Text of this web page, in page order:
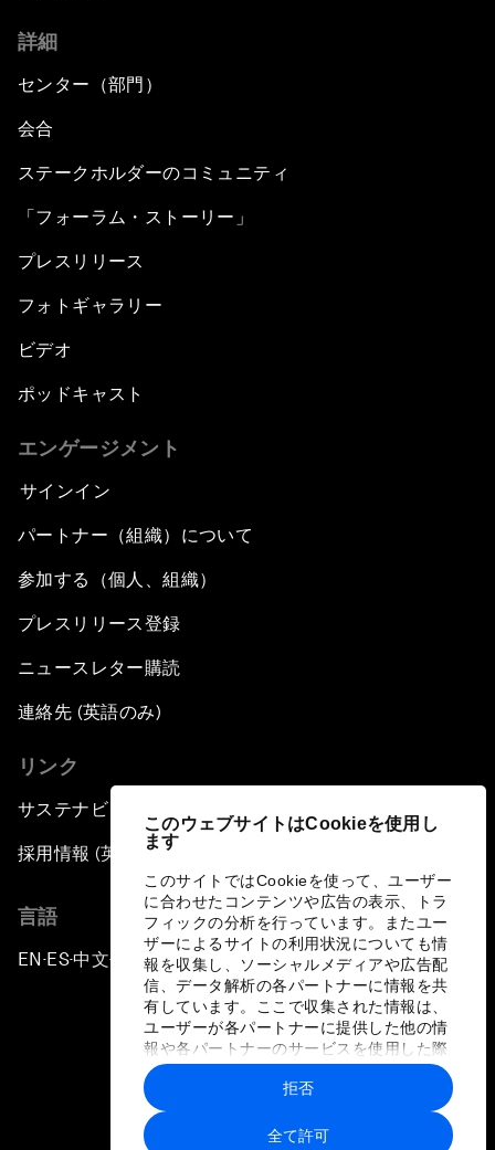
このウェブサイトはCookieを使用し
ます
このサイトではCookieを使って、ユーザー
に合わせたコンテンツや広告の表示、トラ
フィックの分析を行っています。またユー
ザーによるサイトの利用状況についても情
報を収集し、ソーシャルメディアや広告配
信、データ解析の各パートナーに情報を共
有しています。ここで収集された情報は、
ユーザーが各パートナーに提供した他の情
報や各パートナーのサービスを使用した際
に収集された情報と組み合わされ、各パー
トナーによって使用されることがありま
す。
全て許可
拒否
詳細
センター（部門）
会合
ステークホルダーのコミュニティ
「フォーラム・ストーリー」
プレスリリース
フォトギャラリー
ビデオ
ポッドキャスト
エンゲージメント
サインイン
パートナー（組織）について
参加する（個人、組織）
プレスリリース登録
ニュースレター購読
連絡先 (英語のみ)
リンク
サステナビリティへの取り組み
採用情報 (英語のみ)
言語
EN ▪ES▪中文▪ 日本語
プライバシーポリシーと利用規約